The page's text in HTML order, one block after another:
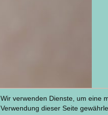
Wir verwenden Dienste, um eine
Verwendung dieser Seite